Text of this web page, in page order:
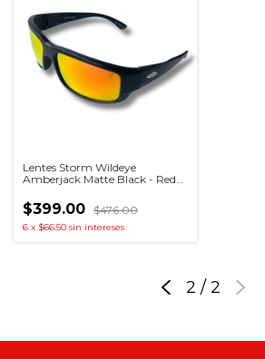
Lentes Storm Wildeye
Amberjack Matte Black - Red
$399.00 $476.00
6 x $66.50 sin intereses
2 / 2